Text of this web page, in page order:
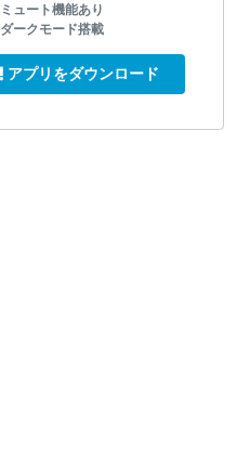
ミュート機能あり
ダークモード搭載
アプリをダウンロード